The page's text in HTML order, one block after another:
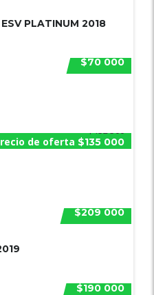
PLATINUM 2018
$70 000
$152 500
de oferta $135 000
$209 000
$190 000